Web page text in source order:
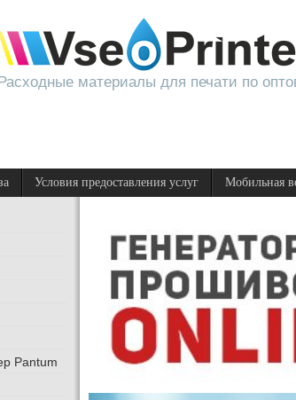
материалы для печати по
Условия предоставления услуг Мобильная
Pantum